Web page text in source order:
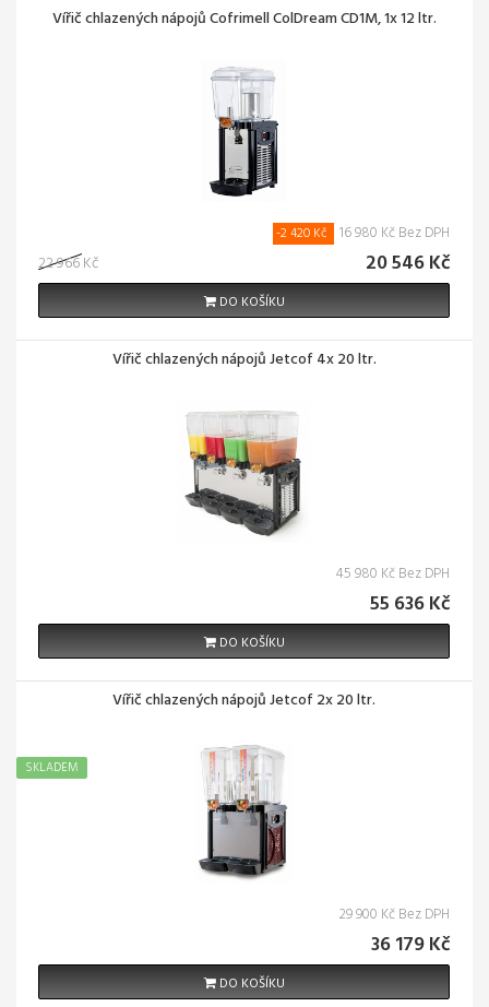
Vířič chlazených nápojů Cofrimell ColDream CD1M, 1x 12 ltr.
22 966 Kč
-2 420 Kč 16 980 Kč Bez DPH
20 546 Kč
DO KOŠÍKU
Vířič chlazených nápojů Jetcof 4x 20 ltr.
45 980 Kč Bez DPH
55 636 Kč
DO KOŠÍKU
Vířič chlazených nápojů Jetcof 2x 20 ltr.
SKLADEM
29 900 Kč Bez DPH
36 179 Kč
DO KOŠÍKU